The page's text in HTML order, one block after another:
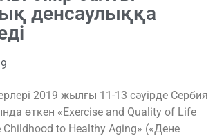
денсаулыққа
2019 жылғы 11-13 сәуірде Сербия
өткен «Exercise and Quality of Life
to Healthy Aging» («Дене